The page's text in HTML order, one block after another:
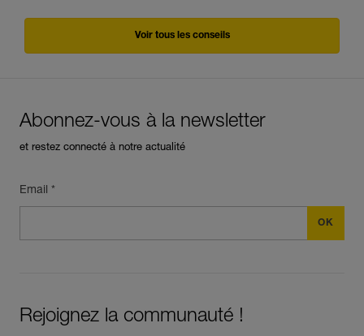
Voir tous les conseils
Abonnez-vous à la newsletter
et restez connecté à notre actualité
Email *
Rejoignez la communauté !